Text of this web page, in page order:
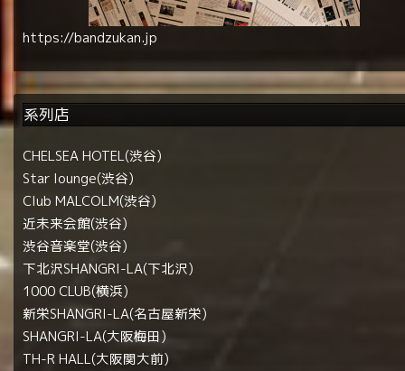
https://bandzukan.jp
系列店
CHELSEA HOTEL(渋谷)
Star lounge(渋谷)
Club MALCOLM(渋谷)
近未来会館(渋谷)
渋谷音楽堂(渋谷)
下北沢SHANGRI-LA(下北沢)
1000 CLUB(横浜)
新栄SHANGRI-LA(名古屋新栄)
SHANGRI-LA(大阪梅田)
TH-R HALL(大阪関大前)